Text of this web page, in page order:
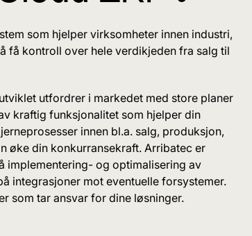
som hjelper virksomheter innen industri,
få kontroll over hele verdikjeden fra salg til
utfordrer i markedet med store planer
kraftig funksjonalitet som hjelper din
innen bl.a. salg, produksjon,
øke din konkurransekraft. Arribatec er
implementering- og optimalisering av
integrasjoner mot eventuelle forsystemer.
som tar ansvar for dine løsninger.